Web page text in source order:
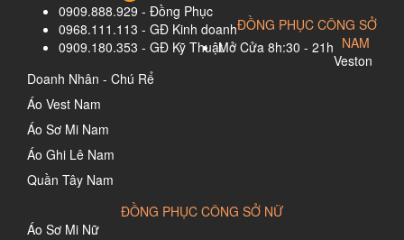
0909.888.929 - Đồng Phục
0968.111.113 - GĐ Kinh doanh
0909.180.353 - GĐ Kỹ ThuậtMở Cửa 8h:30 - 21h
ĐỒNG PHỤC CÔNG SỞ
NAM
Veston
Doanh Nhân - Chú Rể
Áo Vest Nam
Áo Sơ Mi Nam
Áo Ghi Lê Nam
Quần Tây Nam
ĐỒNG PHỤC CÔNG SỞ NỮ
Áo Sơ Mi Nữ